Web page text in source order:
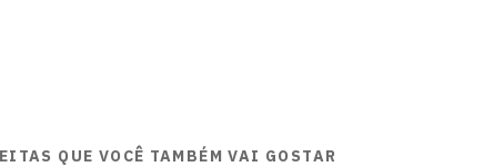
QUE VOCÊ TAMBÉM VAI GOSTAR